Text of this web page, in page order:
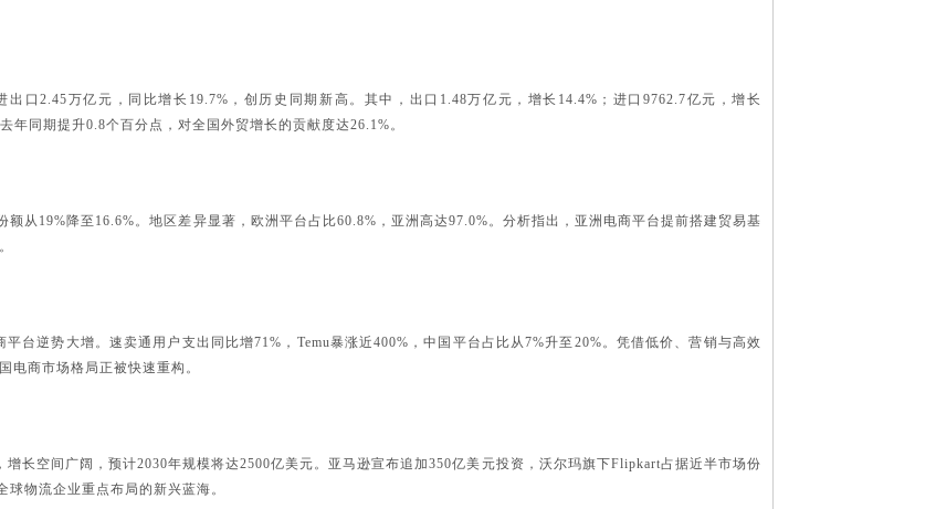
出口2.45万亿元，同比增长19.7%，创历史同期新高。其中，出口1.48万亿元，增长14.4%；进口9762.7亿元，增长
同期提升0.8个百分点，对全国外贸增长的贡献度达26.1%。
额从19%降至16.6%。地区差异显著，欧洲平台占比60.8%，亚洲高达97.0%。分析指出，亚洲电商平台提前搭建贸易基
台逆势大增。速卖通用户支出同比增71%，Temu暴涨近400%，中国平台占比从7%升至20%。凭借低价、营销与高效
电商市场格局正被快速重构。
长空间广阔，预计2030年规模将达2500亿美元。亚马逊宣布追加350亿美元投资，沃尔玛旗下Flipkart占据近半市场份
物流企业重点布局的新兴蓝海。